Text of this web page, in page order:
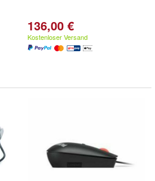
136,00 €
Kostenloser Versand